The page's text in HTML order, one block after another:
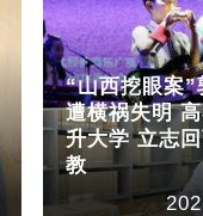
“山西挖眼案”
遭横祸失明
升大学 立志
教